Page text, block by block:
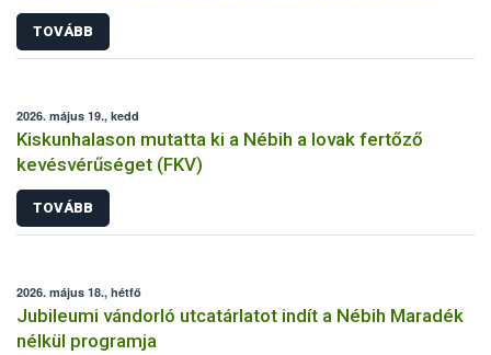
vírusát
TOVÁBB
2026. május 19., kedd
Kiskunhalason mutatta ki a Nébih a lovak fertőző
kevésvérűséget (FKV)
TOVÁBB
2026. május 18., hétfő
Jubileumi vándorló utcatárlatot indít a Nébih Maradék
nélkül programja